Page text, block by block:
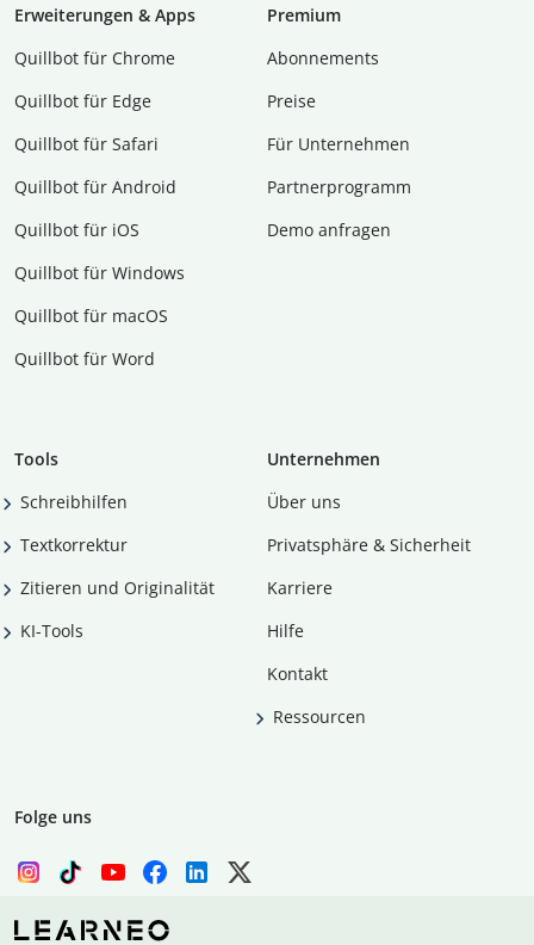
Erweiterungen & Apps
Quillbot für Chrome
Quillbot für Edge
Quillbot für Safari
Quillbot für Android
Quillbot für iOS
Quillbot für Windows
Quillbot für macOS
Quillbot für Word
Premium
Abon­ne­ments
Preise
Für Unternehmen
Partnerprogramm
Demo anfragen
Tools
Schreibhilfen
Textkorrektur
Zitieren und Originalität
KI-Tools
Unternehmen
Über uns
Privatsphäre & Sicherheit
Karriere
Hilfe
Kontakt
Ressourcen
Folge uns